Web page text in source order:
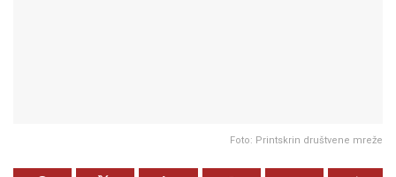
Foto: Printskrin društvene mreže